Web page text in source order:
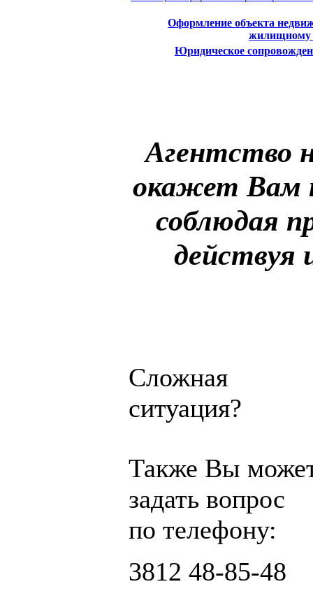
Оформление объекта
жилищному
Юридическое
Агентство
окажет Вам
соблюдая
действуя
Сложная
ситуация?
Также Вы
задать вопрос
по телефону:
3812 48-85-48